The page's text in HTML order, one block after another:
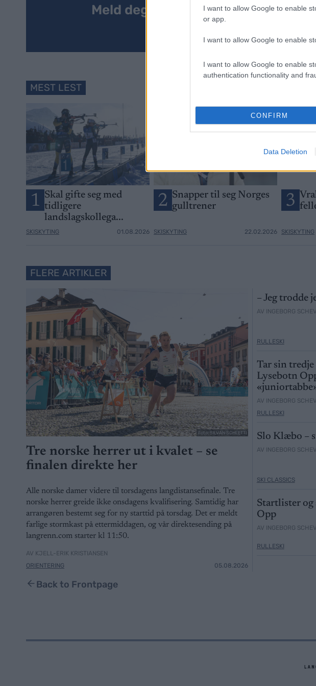
I want to allow Google to enable
or app.
I want to allow Google to enable
I want to allow Google to enable
authentication functionality and
CONFIRM
Data Deletion
Meld deg på vårt nyhetsbrev
MEST LEST
1 Skal gifte seg med
tidligere
landslagskollega...
SKISKYTING 01.08.2026
2 Snapper til seg Norges
gulltrener
SKISKYTING 22.02.2026
3
SKISKYTING
FLERE ARTIKLER
Foto: SILVAN SCHLETTI
Tre norske herrer ut i kvalet – se
finalen direkte her
Alle norske damer videre til torsdagens langdistansefinale. Tre
norske herrer greide ikke onsdagens kvalifisering. Samtidig har
arrangøren bestemt seg for ny starttid på torsdag. Det er meldt
farlige stormkast på ettermiddagen, og vår direktesending på
langrenn.com starter kl 11:50.
AV KJELL-ERIK KRISTIANSEN
ORIENTERING
05.08.2026
– Jeg trodde
AV INGEBORG
RULLESKI
Tar sin tredje
Lysebotn
AV INGEBORG
RULLESKI
Slo Klæbo –
AV INGEBORG
SKI CLASSICS
Startlister
Opp
AV INGEBORG
RULLESKI
Back to Frontpage